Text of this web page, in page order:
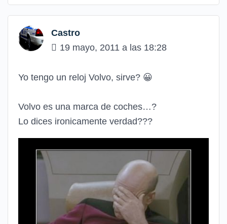
Castro
19 mayo, 2011 a las 18:28
Yo tengo un reloj Volvo, sirve? 😀
Volvo es una marca de coches…?
Lo dices ironicamente verdad???